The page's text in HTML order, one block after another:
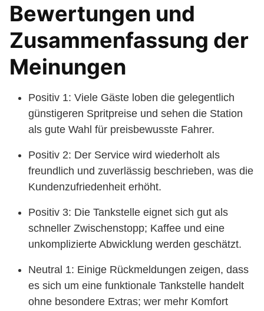
Bewertungen und
Zusammenfassung der
Meinungen
Positiv 1: Viele Gäste loben die gelegentlich
günstigeren Spritpreise und sehen die Station
als gute Wahl für preisbewusste Fahrer.
Positiv 2: Der Service wird wiederholt als
freundlich und zuverlässig beschrieben, was die
Kundenzufriedenheit erhöht.
Positiv 3: Die Tankstelle eignet sich gut als
schneller Zwischenstopp; Kaffee und eine
unkomplizierte Abwicklung werden geschätzt.
Neutral 1: Einige Rückmeldungen zeigen, dass
es sich um eine funktionale Tankstelle handelt
ohne besondere Extras; wer mehr Komfort